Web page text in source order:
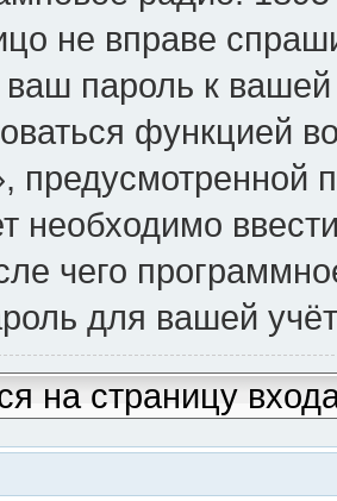
не вправе
ваш пароль к
функцией
необходимо
чего
для вашей
на страницу